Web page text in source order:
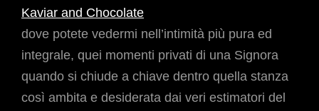
Kaviar and Chocolate
dove potete vedermi nell’intimità più pura ed
integrale, quei momenti privati di una Signora
quando si chiude a chiave dentro quella stanza
così ambita e desiderata dai veri estimatori del